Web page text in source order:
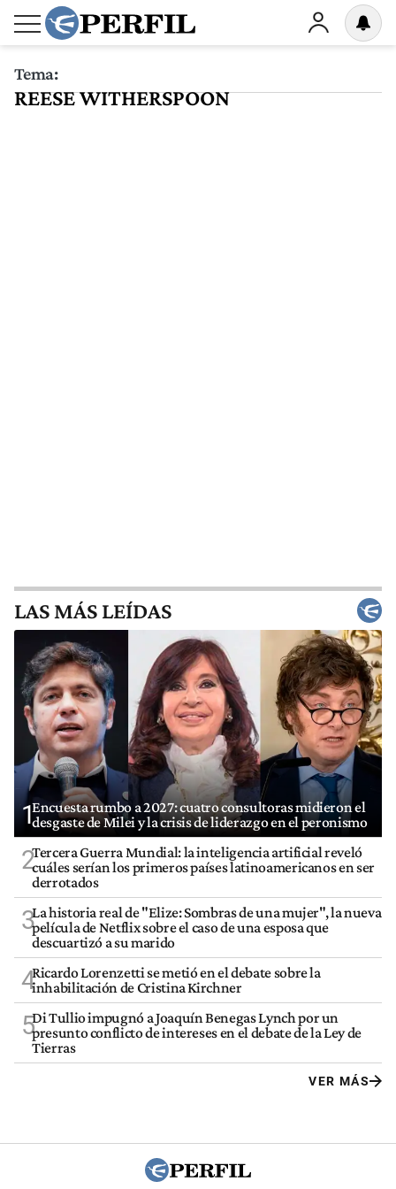
Tema:
REESE WITHERSPOON
LAS MÁS LEÍDAS
1Encuesta rumbo a 2027: cuatro consultoras midieron el
desgaste de Milei y la crisis de liderazgo en el peronismo
2Tercera Guerra Mundial: la inteligencia artificial reveló
cuáles serían los primeros países latinoamericanos en ser
derrotados
3La historia real de "Elize: Sombras de una mujer", la nueva
película de Netflix sobre el caso de una esposa que
descuartizó a su marido
4Ricardo Lorenzetti se metió en el debate sobre la
inhabilitación de Cristina Kirchner
5Di Tullio impugnó a Joaquín Benegas Lynch por un
presunto conflicto de intereses en el debate de la Ley de
Tierras
VER MÁS